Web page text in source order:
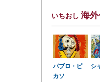
いちおし 海
パブロ・ピ
カソ
シ